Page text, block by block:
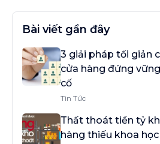
Bài viết gần đây
3 giải pháp tối giản
cửa hàng đứng
cố
Tin Tức
Thất thoát tiền tỷ
hàng thiếu khoa học